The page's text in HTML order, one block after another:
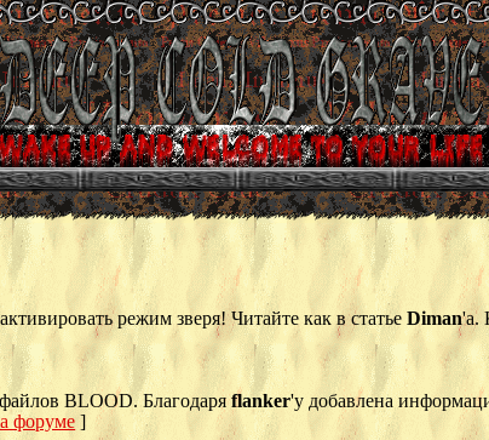
режим зверя! Читайте как в статьеDiman'а.
BLOOD. Благодаряflanker'у добавлена
форуме ]